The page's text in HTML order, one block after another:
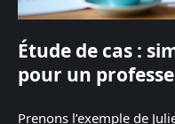
Étude de cas :
pour un
Prenons l’exemple de